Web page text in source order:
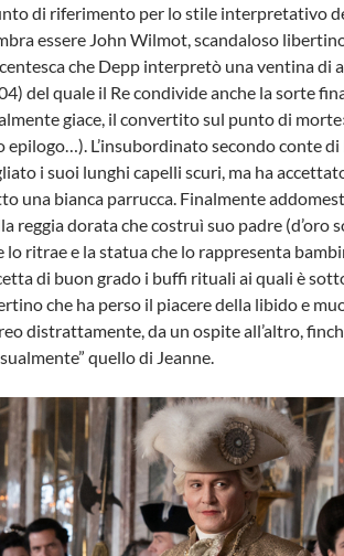
di riferimento per lo stile interpretativo
essere John Wilmot, scandaloso
che Depp interpretò una ventina di
del quale il Re condivide anche la sorte
giace, il convertito sul punto di
epilogo…). L’insubordinato secondo conte
i suoi lunghi capelli scuri, ma ha
una bianca parrucca. Finalmente
reggia dorata che costruì suo padre (d’oro
lo ritrae e la statua che lo rappresenta
di buon grado i buffi rituali ai quali è
che ha perso il piacere della libido e
distrattamente, da un ospite all’altro,
quello di Jeanne.